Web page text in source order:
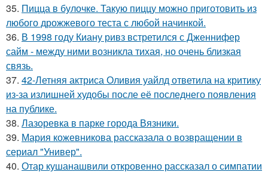
35. Пицца в булочке. Такую пиццу можно приготовить из
любого дрожжевого теста с любой начинкой.
36. В 1998 году Киану ривз встретился с Дженнифер
сайм - между ними возникла тихая, но очень близкая
связь.
37. 42-Летняя актриса Оливия уайлд ответила на критику
из-за излишней худобы после её последнего появления
на публике.
38. Лазоревка в парке города Вязники.
39. Мария кожевникова рассказала о возвращении в
сериал "Универ".
40. Отар кушанашвили откровенно рассказал о симпатии